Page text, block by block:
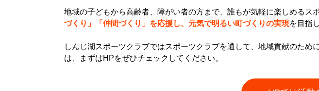
地域の子どもから高齢者、障がい者の方まで、誰もが気軽に楽しめるス
づくり」「仲間づくり」を応援し、元気で明るい町づくりの実現を目指
しんじ湖スポーツクラブではスポーツクラブを通して、地域貢献のた
は、まずはHPをぜひチェックしてください。